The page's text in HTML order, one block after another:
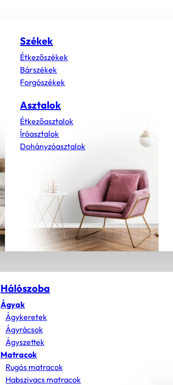
Székek
Étkezőszékek
Bárszékek
Forgószékek
Asztalok
Étkezőasztalok
Íróasztalok
Dohányzóasztalok
Hálószoba
Ágyak
Ágykeretek
Ágyrácsok
Ágyszettek
Matracok
Rugós matracok
Habszivacs matracok